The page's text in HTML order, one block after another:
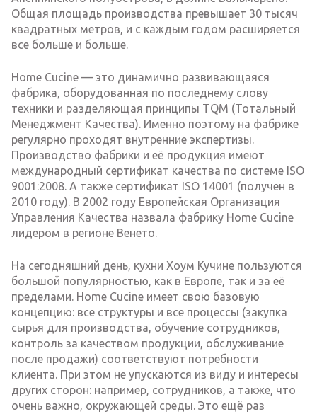
Общая площадь производства превышает 30 тысяч
квадратных метров, и с каждым годом расширяется
все больше и больше.
Home Cucine — это динамично развивающаяся
фабрика, оборудованная по последнему слову
техники и разделяющая принципы TQM (Тотальный
Менеджмент Качества). Именно поэтому на фабрике
регулярно проходят внутренние экспертизы.
Производство фабрики и её продукция имеют
международный сертификат качества по системе ISO
9001:2008. А также сертификат ISO 14001 (получен в
2010 году). В 2002 году Европейская Организация
Управления Качества назвала фабрику Home Cucine
лидером в регионе Венето.
На сегодняшний день, кухни Хоум Кучине пользуются
большой популярностью, как в Европе, так и за её
пределами. Home Cucine имеет свою базовую
концепцию: все структуры и все процессы (закупка
сырья для производства, обучение сотрудников,
контроль за качеством продукции, обслуживание
после продажи) соответствуют потребности
клиента. При этом не упускаются из виду и интересы
других сторон: например, сотрудников, а также, что
очень важно, окружающей среды. Это ещё раз